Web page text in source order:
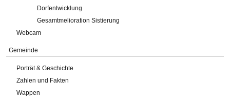
Dorfentwicklung
Gesamtmelioration Sistierung
Webcam
Gemeinde
Porträt & Geschichte
Zahlen und Fakten
Wappen